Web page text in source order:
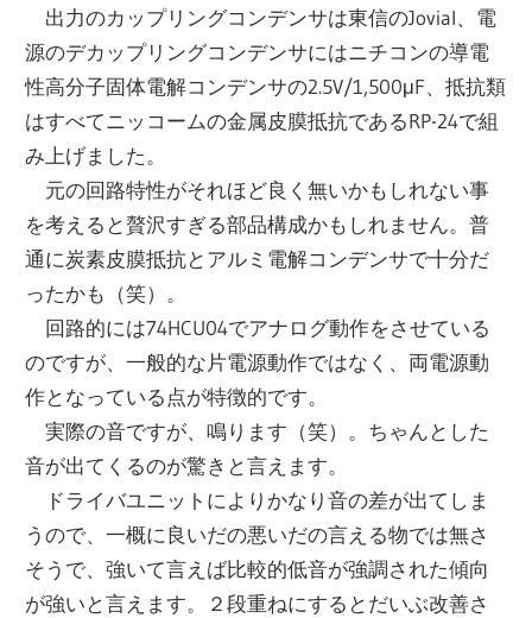
出力のカップリングコンデンサは東信のJovial、電
源のデカップリングコンデンサにはニチコンの導電
性高分子固体電解コンデンサの2.5V/1,500μF、抵抗類
はすべてニッコームの金属皮膜抵抗であるRP-24で組
み上げました。
元の回路特性がそれほど良く無いかもしれない事
を考えると贅沢すぎる部品構成かもしれません。普
通に炭素皮膜抵抗とアルミ電解コンデンサで十分だ
ったかも（笑）。
回路的には74HCU04でアナログ動作をさせている
のですが、一般的な片電源動作ではなく、両電源動
作となっている点が特徴的です。
実際の音ですが、鳴ります（笑）。ちゃんとした
音が出てくるのが驚きと言えます。
ドライバユニットによりかなり音の差が出てしま
うので、一概に良いだの悪いだの言える物では無さ
そうで、強いて言えば比較的低音が強調された傾向
が強いと言えます。２段重ねにするとだいぶ改善さ